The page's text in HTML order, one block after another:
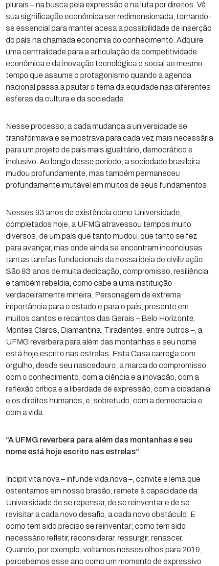
plurais – na busca pela expressão e na luta por direitos. Vê
sua significação econômica ser redimensionada, tornando-
se essencial para manter acesa a possibilidade de inserção
do país na chamada economia do conhecimento. Adquire
uma centralidade para a articulação da competitividade
econômica e da inovação tecnológica e social ao mesmo
tempo que assume o protagonismo quando a agenda
nacional passa a pautar o tema da equidade nas diferentes
esferas da cultura e da sociedade.
Nesse processo, a cada mudança a universidade se
transformava e se mostrava para cada vez mais necessária
para um projeto de país mais igualitário, democrático e
inclusivo. Ao longo desse período, a sociedade brasileira
mudou profundamente, mas também permaneceu
profundamente imutável em muitos de seus fundamentos.
Nesses 93 anos de existência como Universidade,
completados hoje, a UFMG atravessou tempos muito
diversos, de um país que tanto mudou, que tanto se fez
para avançar, mas onde ainda se encontram inconclusas
tantas tarefas fundacionais da nossa ideia de civilização.
São 93 anos de muita dedicação, compromisso, resiliência
e também rebeldia, como cabe a uma instituição
verdadeiramente mineira. Personagem de extrema
importância para o estado e para o país, presente em
muitos cantos e recantos das Gerais – Belo Horizonte,
Montes Claros, Diamantina, Tiradentes, entre outros –, a
UFMG reverbera para além das montanhas e seu nome
está hoje escrito nas estrelas. Esta Casa carrega com
orgulho, desde seu nascedouro, a marca do compromisso
com o conhecimento, com a ciência e a inovação, com a
reflexão crítica e a liberdade de expressão, com a cidadania
e os direitos humanos, e, sobretudo, com a democracia e
com a vida.
“A UFMG reverbera para além das montanhas e seu
nome está hoje escrito nas estrelas”
Incipit vita nova – infunde vida nova –, convite e lema que
ostentamos em nosso brasão, remete à capacidade da
Universidade de se repensar, de se reinventar e de se
revisitar a cada novo desafio, a cada novo obstáculo. E
como tem sido preciso se reinventar; como tem sido
necessário refletir, reconsiderar, ressurgir, renascer.
Quando, por exemplo, voltamos nossos olhos para 2019,
percebemos esse ano como um momento de expressivo